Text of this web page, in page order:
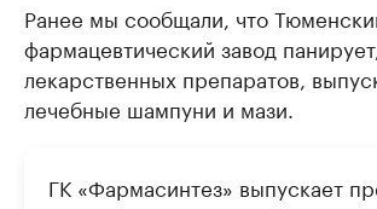
Ранее мы сообщали, что
фармацевтический завод
лекарственных препаратов,
лечебные шампуни и мази.
ГК «Фармасинтез» выпускает